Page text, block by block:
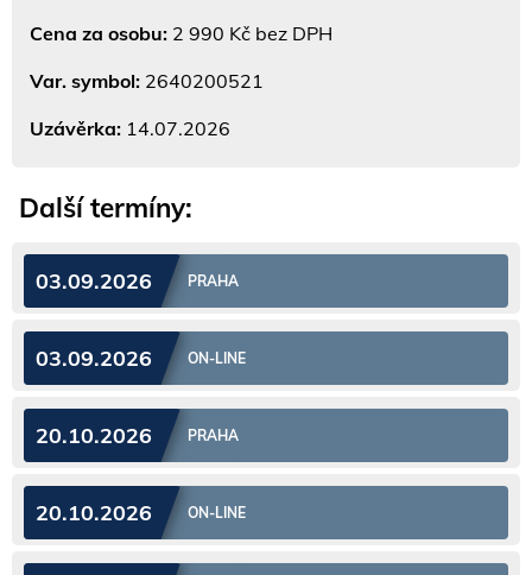
Cena za osobu: 2 990 Kč bez DPH
Var. symbol: 2640200521
Uzávěrka: 14.07.2026
Další termíny:
03.09.2026 PRAHA
03.09.2026 ON-LINE
20.10.2026 PRAHA
20.10.2026 ON-LINE